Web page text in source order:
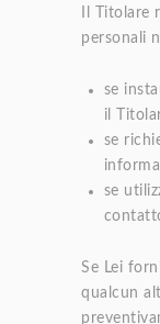
Il Titolare
personali
se
il
se
se
Se Lei
qualcun